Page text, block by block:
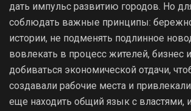
дать импульс развитию городов. Но
соблюдать важные принципы:
истории, не подменять подлинное
вовлекать в процесс жителей, бизнес
добиваться экономической отдачи,
создавали рабочие места и
еще находить общий язык с властями,